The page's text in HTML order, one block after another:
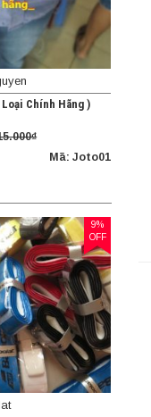
Chính Hãng )
Mã: Joto01
9%
OFF